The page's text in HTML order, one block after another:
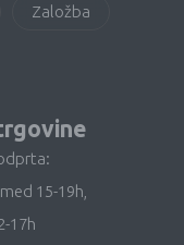
Založba
15-19h,
17h